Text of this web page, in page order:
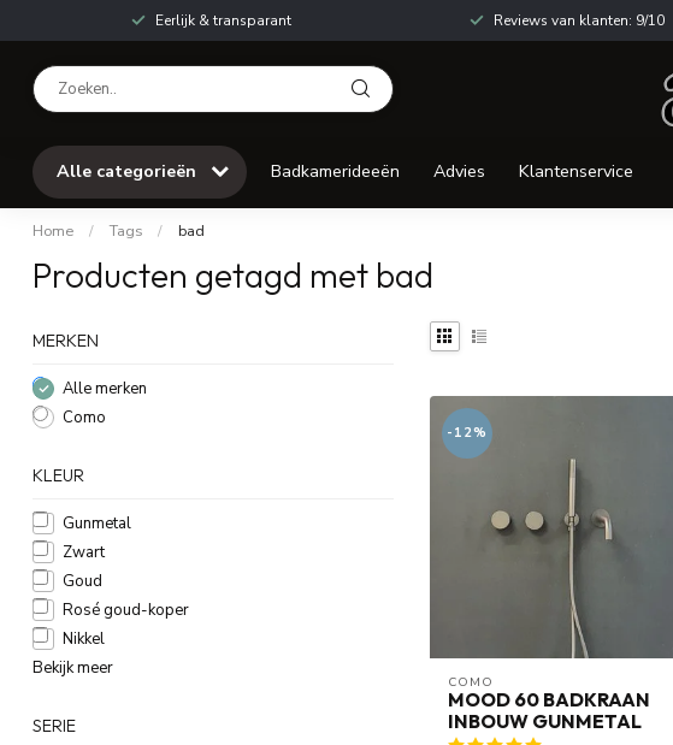
Eerlijk & transparant Reviews van klanten: 9/10
Alle categorieën Badkamerideeën Advies Klantenservice
Home / Tags / bad
Producten getagd met bad
MERKEN
Alle merken
Como
KLEUR
Gunmetal
Zwart
Goud
Rosé goud-koper
Nikkel
Bekijk meer
SERIE
-12%
COMO
MOOD 60 BADKRAAN
INBOUW GUNMETAL